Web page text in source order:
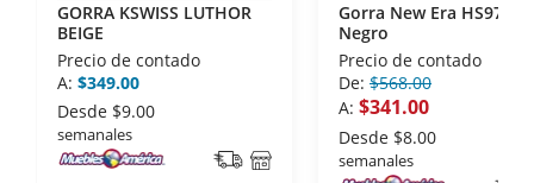
GORRA KSWISS LUTHOR
BEIGE
Precio de contado
A: $349.00
Desde $9.00
semanales
Gorra New Era HS9753
Negro
Precio de contado
De: $568.00
A: $341.00
Desde $8.00
semanales